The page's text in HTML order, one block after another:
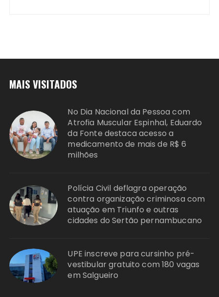
MAIS VISITADOS
No Dia Nacional da Pessoa com
Atrofia Muscular Espinhal, Eduardo
da Fonte destaca acesso a
medicamento de mais de R$ 6
milhões
Polícia Civil deflagra operação
contra organização criminosa com
atuação em Triunfo e outras
cidades do Sertão pernambucano
UPE inscreve para cursinho pré-
vestibular gratuito com 180 vagas
em Salgueiro